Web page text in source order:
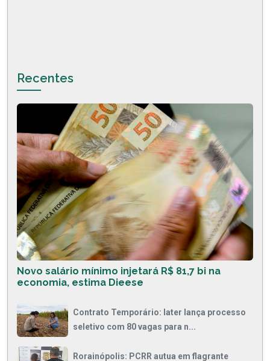
Recentes
Novo salário mínimo injetará R$ 81,7 bi na
economia, estima Dieese
Contrato Temporário: Iater lança processo
seletivo com 80 vagas para n...
Rorainópolis: PCRR autua em flagrante